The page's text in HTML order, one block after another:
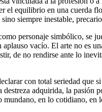
el equilibrio en una cuerda
siempre inestable,
personaje simbólico, se
vacío. El arte no es
de no rendirse ante lo
con total seriedad que
destreza adquirida, la pasión
mundano, en lo cotidiano,